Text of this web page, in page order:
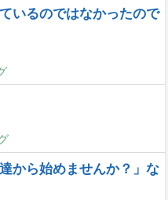
いるのではなかったので
から始めませんか？」な